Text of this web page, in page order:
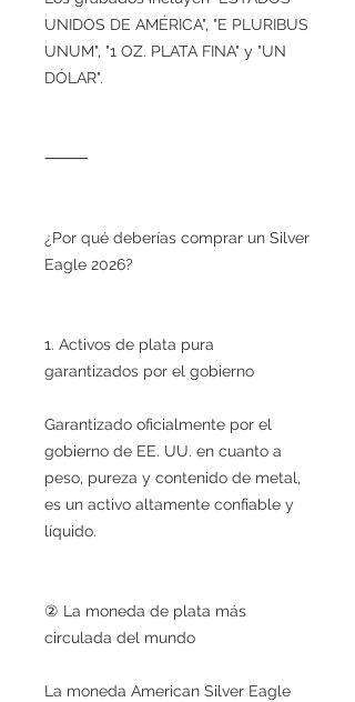
UNIDOS DE AMÉRICA", "E PLURIBUS
UNUM", "1 OZ. PLATA FINA" y "UN
DÓLAR".
⸻
¿Por qué deberías comprar un Silver
Eagle 2026?
1. Activos de plata pura
garantizados por el gobierno
Garantizado oficialmente por el
gobierno de EE. UU. en cuanto a
peso, pureza y contenido de metal,
es un activo altamente confiable y
líquido.
② La moneda de plata más
circulada del mundo
La moneda American Silver Eagle